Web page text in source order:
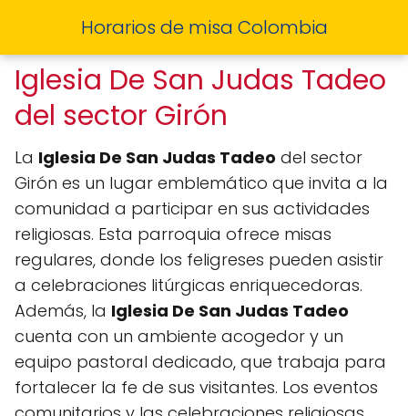
Horarios de misa Colombia
Iglesia De San Judas Tadeo
del sector Girón
La Iglesia De San Judas Tadeo del sector
Girón es un lugar emblemático que invita a la
comunidad a participar en sus actividades
religiosas. Esta parroquia ofrece misas
regulares, donde los feligreses pueden asistir
a celebraciones litúrgicas enriquecedoras.
Además, la Iglesia De San Judas Tadeo
cuenta con un ambiente acogedor y un
equipo pastoral dedicado, que trabaja para
fortalecer la fe de sus visitantes. Los eventos